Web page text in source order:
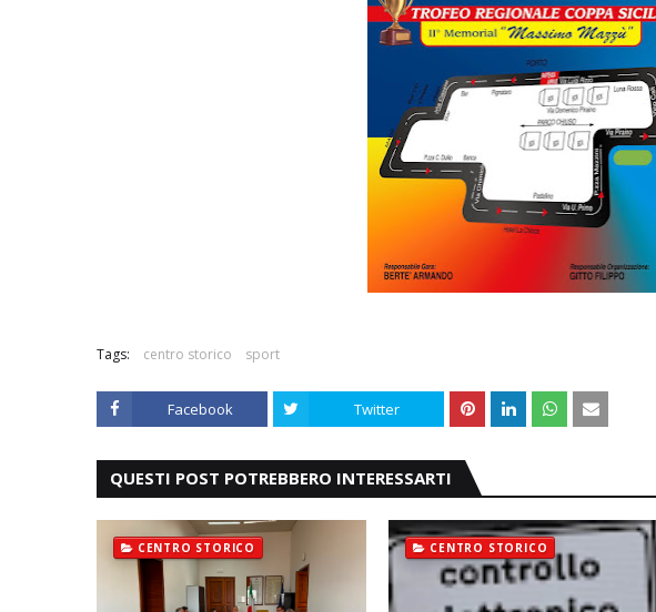
Tags: centro storico sport
Facebook Twitter
QUESTI POST POTREBBERO INTERESSARTI
CENTRO STORICO CENTRO STORICO